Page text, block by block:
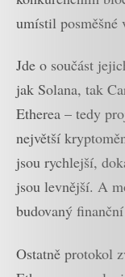
umístil posměšné
Jde o součást
jak Solana, tak
Etherea – tedy
největší
jsou rychlejší,
jsou levnější. A
budovaný
Ostatně protokol